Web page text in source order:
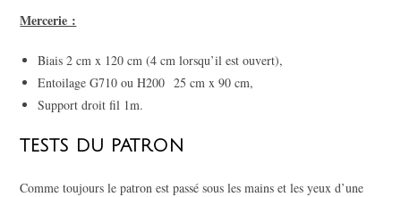
Mercerie :
Biais 2 cm x 120 cm (4 cm lorsqu’il est ouvert),
Entoilage G710 ou H200 25 cm x 90 cm,
Support droit fil 1m.
TESTS DU PATRON
Comme toujours le patron est passé sous les mains et les yeux d’une